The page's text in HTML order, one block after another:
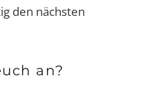
den nächsten
an?